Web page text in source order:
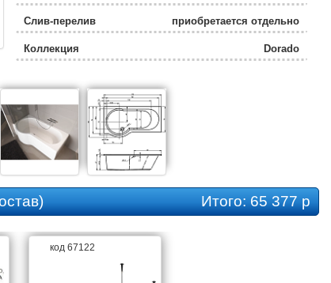
Слив-перелив приобретается отдельно
Коллекция Dorado
Итого:65 377 р
код 67122